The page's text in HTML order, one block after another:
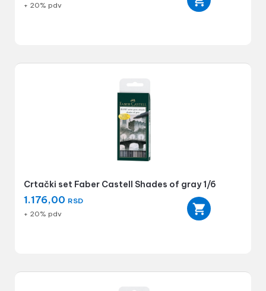
+ 20% pdv
Crtački set Faber Castell Shades of gray 1/6
1.176,00 RSD
+ 20% pdv